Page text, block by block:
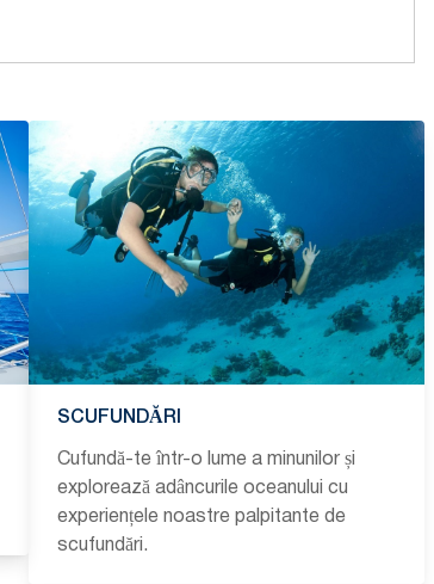
SCUFUNDĂRI
Cufundă-te într-o lume a minunilor și
explorează adâncurile oceanului cu
experiențele noastre palpitante de
scufundări.